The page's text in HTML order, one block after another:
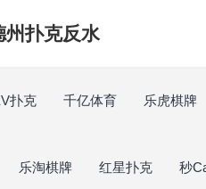
州扑克反水
扑克 千亿体育 乐虎棋牌
乐淘棋牌 红星扑克 秒